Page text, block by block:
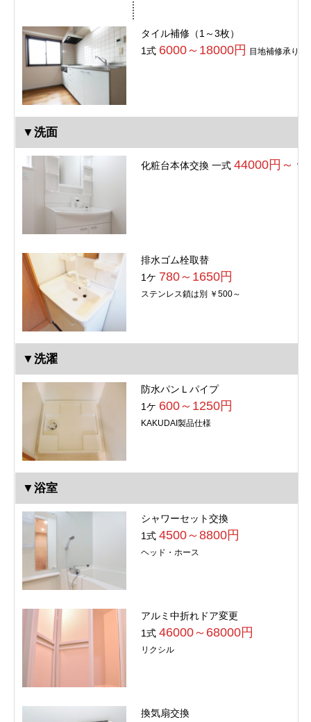
タイル補修（1～3枚）
1式 6000～18000円 目地補修承りま
▼洗面
化粧台本体交換 一式 44000円～ Ｗ
排水ゴム栓取替
1ケ 780～1650円
ステンレス鎖は別 ￥500～
▼洗濯
防水パンＬパイプ
1ケ 600～1250円
KAKUDAI製品仕様
▼浴室
シャワーセット交換
1式 4500～8800円
ヘッド・ホース
アルミ中折れドア変更
1式 46000～68000円
リクシル
換気扇交換